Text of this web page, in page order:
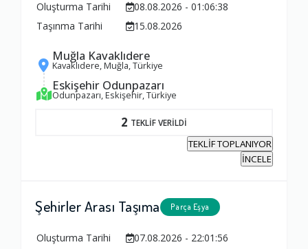
Oluşturma Tarihi
08.08.2026 - 01:06:38
Taşınma Tarihi
15.08.2026
Muğla Kavaklıdere
Kavaklıdere, Muğla, Türkiye
Eskişehir Odunpazarı
Odunpazarı, Eskişehir, Türkiye
2 TEKLİF VERİLDİ
TEKLİF TOPLANIYOR
İNCELE
Şehirler Arası Taşıma Parça Eşya
Oluşturma Tarihi
07.08.2026 - 22:01:56